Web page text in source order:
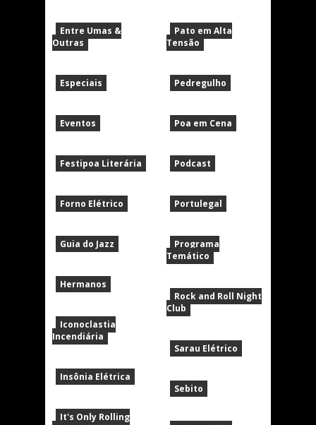
Entre Umas &
Outras
Especiais
Eventos
Festipoa Literária
Forno Elétrico
Guia do Jazz
Hermanos
Iconoclastia
Incendiária
Insônia Elétrica
It's Only Rolling
Pato em Alta
Tensão
Pedregulho
Poa em Cena
Podcast
Portulegal
Programa
Temático
Rock and Roll Night
Club
Sarau Elétrico
Sebito